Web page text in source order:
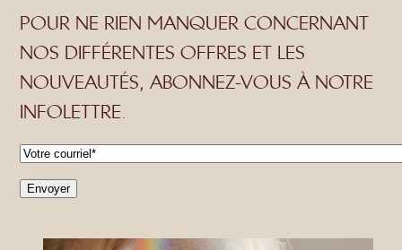
POUR NE RIEN MANQUER CONCERNANT
NOS DIFFÉRENTES OFFRES ET LES
NOUVEAUTÉS, ABONNEZ-VOUS À NOTRE
INFOLETTRE.
C
o